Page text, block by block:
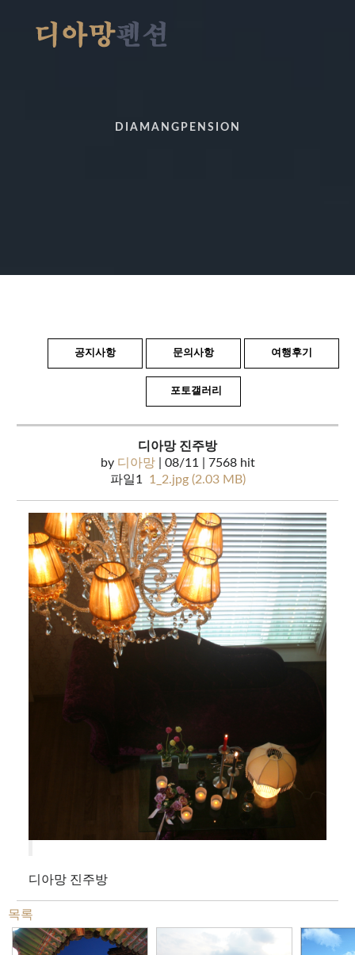
DIAMANGPENSION
공지사항 문의사항 여행후기
포토갤러리
디아망 진주방
by 디아망| 08/11 | 7568 hit
파일1 1_2.jpg (2.03 MB)
디아망 진주방
목록